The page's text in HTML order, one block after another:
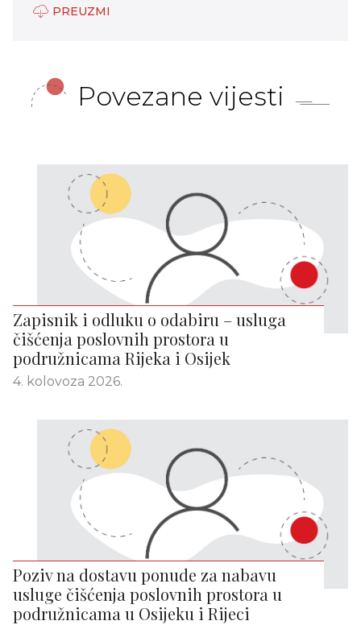
PREUZMI
Povezane vijesti
Zapisnik i odluku o odabiru – usluga
čišćenja poslovnih prostora u
podružnicama Rijeka i Osijek
4. kolovoza 2026.
Poziv na dostavu ponude za nabavu
usluge čišćenja poslovnih prostora u
podružnicama u Osijeku i Rijeci